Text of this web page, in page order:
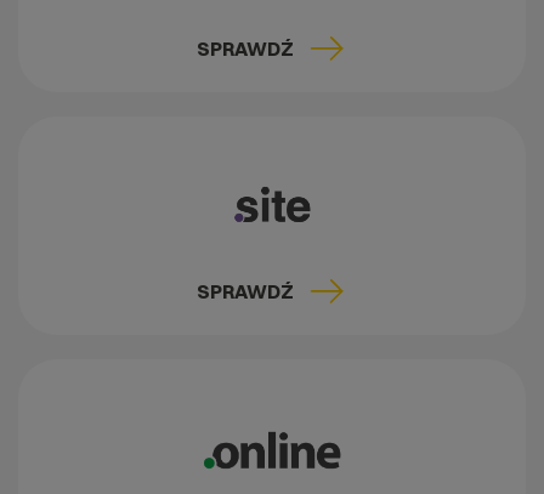
SPRAWDŹ
SPRAWDŹ